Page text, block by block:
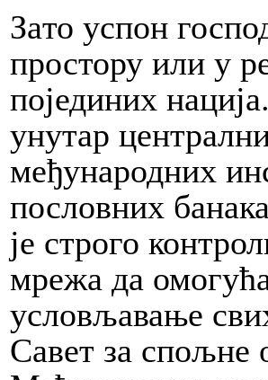
За­то успон
простору или у
појединих
унутар
међународних
пословних
је строго
мрежа да
условљавање
Са­вет за спољне